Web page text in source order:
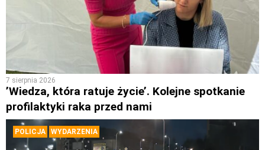
7 sierpnia 2026
’Wiedza, która ratuje życie’. Kolejne spotkanie
profilaktyki raka przed nami
POLICJA WYDARZENIA